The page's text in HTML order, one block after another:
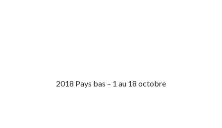
2018 Pays bas – 1 au 18 octobre